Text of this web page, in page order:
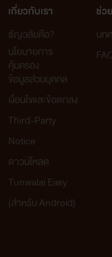
เกี่ยวกับเรา
ธัญวลัยคือ?
นโยบายการ
คุ้มครอง
ข้อมูลส่วนบุคคล
เงื่อนไขและข้อตกลง
Third-Party
Notice
ดาวน์โหลด
Tunwalai Easy
(สำหรับ Android)
ช่ว
บท